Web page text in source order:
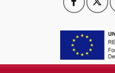
此
链
会
打
开
一
此
链
一